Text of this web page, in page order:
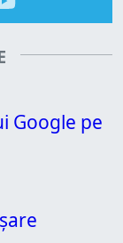
Google pe